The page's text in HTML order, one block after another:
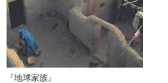
『地球家族』